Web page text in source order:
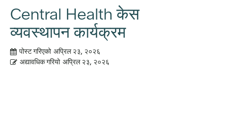
Central Health केस
व्यवस्थापन कार्यक्रम
पोस्ट गरिएको अप्रिल २३, २०२६
अद्यावधिक गरियो अप्रिल २३, २०२६